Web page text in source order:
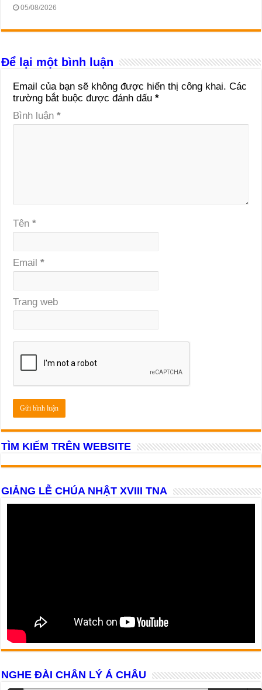
05/08/2026
Để lại một bình luận
Email của bạn sẽ không được hiển thị công khai. Các
trường bắt buộc được đánh dấu*
Bình luận*
Tên*
Email*
Trang web
TÌM KIẾM TRÊN WEBSITE
GIẢNG LỄ CHÚA NHẬT XVIII TNA
NGHE ĐÀI CHÂN LÝ Á CHÂU